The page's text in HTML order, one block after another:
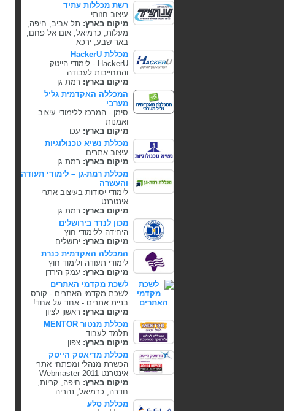
רשת מכללות עתיד
עיצוב חזותי
מיקום בארץ: תל אביב, חיפה,
מעלות, כרמיאל, אום אל פחם,
באר שבע, ירכא
מכללת HackerU
HackerU - לימודי הייטק
והתחייבות לעבודה
מיקום בארץ: רמת גן
המכללה האקדמית גליל
מערבי
סימן - המרכז ללימודי עיצוב
ואמנות
מיקום בארץ: עכו
מכללת נשיא טכנולוגיות
עיצוב אתרים
מיקום בארץ: רמת גן
מכללת רמת-גן – לימודי תעודה
והעשרה
לימודי יסודות בעיצוב אתרי
אינטרנט
מיקום בארץ: רמת גן
מכון לנדר בירושלים
היחידה ללימודי חוץ
מיקום בארץ:ירושלים
המכללה האקדמית כנרת
לימודי תעודה ולימוד חוץ
מיקום בארץ: עמק הירדן
לשכת מקדמי האתרים
לשכת מקדמי האתרים - קורס
בניית אתרים - אחד על אחד!
מיקום בארץ: ראשון לציון
מכללת מנטור MENTOR
תלמד לעבוד
מיקום בארץ:צפון
מכללת מדיאטק הייטק
הכשרת מנהלי ומפתחי אתרי
אינטרנט Webmaster 2011
מיקום בארץ: חיפה, קריות,
חדרה, כרמיאל, נהריה
מכללת סלע